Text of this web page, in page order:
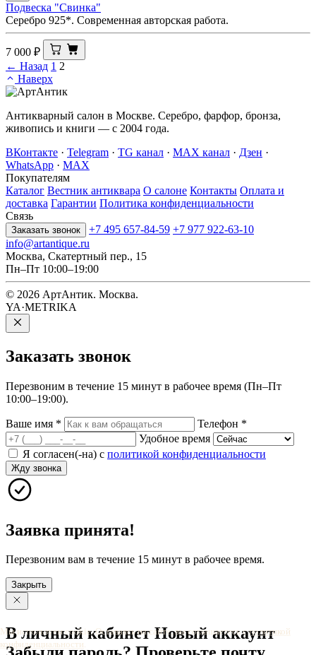
Подвеска "Свинка"
Серебро 925*. Современная авторская работа.
7 000 ₽
← Назад 1 2
Наверх
Антикварный салон в Москве. Серебро, фарфор, бронза,
живопись и книги — с 2004 года.
ВКонтакте · Telegram · TG канал · MAX канал · Дзен ·
WhatsApp · MAX
Покупателям
Каталог Вестник антиквара О салоне Контакты Оплата и
доставка Гарантии Политика конфиденциальности
Связь
Заказать звонок +7 495 657-84-59 +7 977 922-63-10
info@artantique.ru
Москва, Скатертный пер., 15
Пн–Пт 10:00–19:00
© 2026 АртАнтик. Москва.
YA·METRIKA
Заказать звонок
Перезвоним в течение 15 минут в рабочее время (Пн–Пт
10:00–19:00).
Ваше имя * Телефон *
Удобное время
Я согласен(-на) с политикой конфиденциальности
Жду звонка
Заявка принята!
Перезвоним вам в течение 15 минут в рабочее время.
Закрыть
Мы используем cookie. Оставаясь на сайте, вы соглашаетесь сполитикой
конфиденциальности.
В личныйкабинет Новыйаккаунт